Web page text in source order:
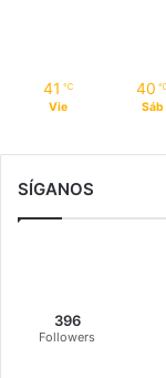
41 ℃
Vie
40
Sáb
SÍGANOS
396
Followers